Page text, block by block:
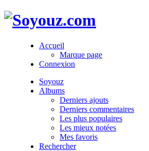
Accueil
Marque page
Connexion
Soyouz
Albums
Derniers ajouts
Derniers commentaires
Les plus populaires
Les mieux notées
Mes favoris
Rechercher